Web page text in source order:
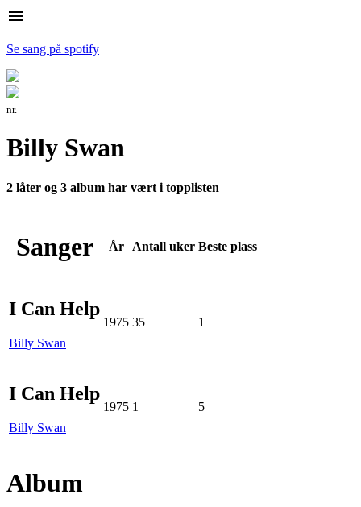
menu
Se sang på spotify
nr.
Billy Swan
2 låter og 3 album har vært i topplisten
Sanger År Antall uker Beste plass
I Can Help
Billy Swan
1975 35 1
I Can Help
Billy Swan
1975 1 5
Album